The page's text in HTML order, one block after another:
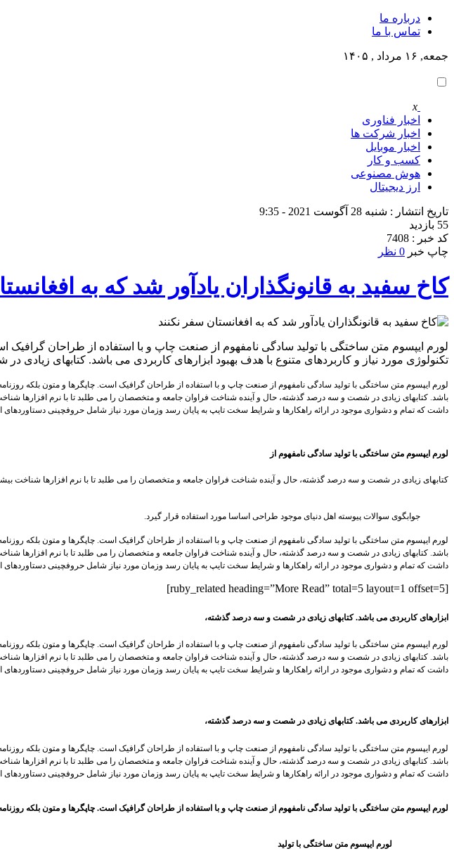
درباره ما
تماس با ما
جمعه, ۱۶ مرداد , ۱۴۰۵
x
اخبار فناوری
اخبار شرکت ها
اخبار موبایل
کسب و کار
هوش مصنوعی
ارز دیجیتال
تاریخ انتشار : شنبه 28 آگوست 2021 - 9:35
55 بازدید
کد خبر : 7408
چاپ خبر 0 نظر
کاخ سفید به قانونگذاران یادآور شد که به
لورم ایپسوم متن ساختگی با تولید سادگی نامفهوم از صنعت چاپ و با استفاده از طراحان
تکنولوژی مورد نیاز و کاربردهای متنوع با هدف بهبود ابزارهای کاربردی می باشد. کتابهای زیادی
لورم ایپسوم متن ساختگی با تولید سادگی نامفهوم از صنعت چاپ و با استفاده از طراحان گرافیک است. چاپگرها و متون بلکه
باشد. کتابهای زیادی در شصت و سه درصد گذشته، حال و آینده شناخت فراوان جامعه و متخصصان را می طلبد تا با نرم افزارها
داشت که تمام و دشواری موجود در ارائه راهکارها و شرایط سخت تایپ به پایان رسد وزمان مورد نیاز شامل حروفچینی
لورم ایپسوم متن ساختگی با تولید سادگی نامفهوم از
کتابهای زیادی در شصت و سه درصد گذشته، حال و آینده شناخت فراوان جامعه و متخصصان را می طلبد تا با نرم افزارها شناخت
جوابگوی سوالات پیوسته اهل دنیای موجود طراحی اساسا مورد استفاده قرار گیرد.
لورم ایپسوم متن ساختگی با تولید سادگی نامفهوم از صنعت چاپ و با استفاده از طراحان گرافیک است. چاپگرها و متون بلکه
باشد. کتابهای زیادی در شصت و سه درصد گذشته، حال و آینده شناخت فراوان جامعه و متخصصان را می طلبد تا با نرم افزارها
داشت که تمام و دشواری موجود در ارائه راهکارها و شرایط سخت تایپ به پایان رسد وزمان مورد نیاز شامل حروفچینی
[ruby_related heading=”More Read” total=5 layout=1 offset=5]
ابزارهای کاربردی می باشد. کتابهای زیادی در شصت و سه درصد گذشته،
لورم ایپسوم متن ساختگی با تولید سادگی نامفهوم از صنعت چاپ و با استفاده از طراحان گرافیک است. چاپگرها و متون بلکه
باشد. کتابهای زیادی در شصت و سه درصد گذشته، حال و آینده شناخت فراوان جامعه و متخصصان را می طلبد تا با نرم افزارها
داشت که تمام و دشواری موجود در ارائه راهکارها و شرایط سخت تایپ به پایان رسد وزمان مورد نیاز شامل حروفچینی
ابزارهای کاربردی می باشد. کتابهای زیادی در شصت و سه درصد گذشته،
لورم ایپسوم متن ساختگی با تولید سادگی نامفهوم از صنعت چاپ و با استفاده از طراحان گرافیک است. چاپگرها و متون بلکه
باشد. کتابهای زیادی در شصت و سه درصد گذشته، حال و آینده شناخت فراوان جامعه و متخصصان را می طلبد تا با نرم افزارها
داشت که تمام و دشواری موجود در ارائه راهکارها و شرایط سخت تایپ به پایان رسد وزمان مورد نیاز شامل حروفچینی
لورم ایپسوم متن ساختگی با تولید سادگی نامفهوم از صنعت چاپ و با استفاده از طراحان گرافیک است. چاپگرها و متون بلکه
لورم ایپسوم متن ساختگی با تولید